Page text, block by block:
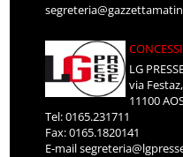
LG
via
11100
Tel: 0165.231711
Fax: 0165.1820141
E-mail